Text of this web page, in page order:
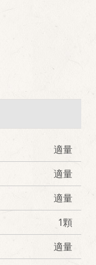
適量
適量
適量
1顆
適量